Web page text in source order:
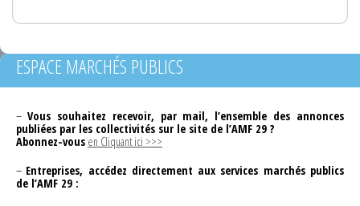
ESPACE MARCHÉS PUBLICS
– Vous souhaitez recevoir, par mail, l’ensemble des annonces
publiées par les collectivités sur le site de l’AMF 29 ?
Abonnez-vous en Cliquant ici >>>
– Entreprises, accédez directement aux services marchés publics
de l’AMF 29 :